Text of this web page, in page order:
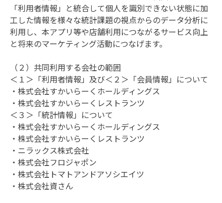
「利用者情報」と統合して個人を識別できない状態に加
工した情報を様々な統計課題の視点からのデータ分析に
利用し、本アプリ等や店舗利用につながるサービス向上
と将来のマーケティング活動につなげます。
（２）共同利用する会社の範囲
＜１＞「利用者情報」及び＜２＞「会員情報」について
・株式会社すかいらーくホールディングス
・株式会社すかいらーくレストランツ
＜３＞「統計情報」について
・株式会社すかいらーくホールディングス
・株式会社すかいらーくレストランツ
・ニラックス株式会社
・株式会社フロジャポン
・株式会社トマトアンドアソシエイツ
・株式会社資さん